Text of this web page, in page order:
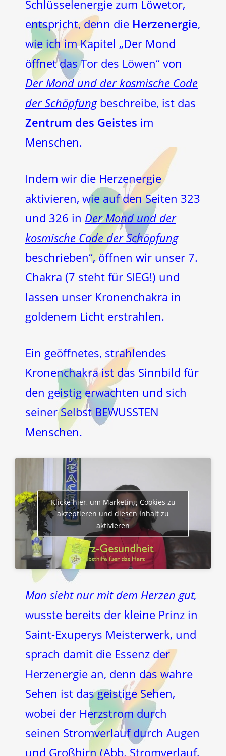
Schlüsselenergie zum Löwetor,
entspricht, denn die Herzenergie,
wie ich im Kapitel „Der Mond
öffnet das Tor des Löwen“ von
Der Mond und der kosmische Code
der Schöpfungbeschreibe, ist das
Zentrum des Geistes im
Menschen.
Indem wir die Herzenergie
aktivieren, wie auf den Seiten 323
und 326 in Der Mond und der
kosmische Code der Schöpfung
beschrieben“, öffnen wir unser 7.
Chakra (7 steht für SIEG!) und
lassen unser Kronenchakra in
goldenem Licht erstrahlen.
Ein geöffnetes, strahlendes
Kronenchakra ist das Sinnbild für
den geistig erwachten und sich
seiner Selbst BEWUSSTEN
Menschen.
Klicke hier, um Marketing-Cookies zu
akzeptieren und diesen Inhalt zu
aktivieren
Man sieht nur mit dem Herzen gut,
wusste bereits der kleine Prinz in
Saint-Exuperys Meisterwerk, und
sprach damit die Essenz der
Herzenergie an, denn das wahre
Sehen ist das geistige Sehen,
wobei der Herzstrom durch
seinen Stromverlauf durch Augen
und Großhirn (Abb. Stromverlauf,